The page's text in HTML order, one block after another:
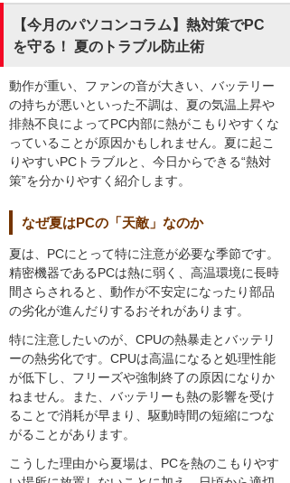
【今月のパソコンコラム】熱対策でPC
を守る！ 夏のトラブル防止術
動作が重い、ファンの音が大きい、バッテリー
の持ちが悪いといった不調は、夏の気温上昇や
排熱不良によってPC内部に熱がこもりやすくな
っていることが原因かもしれません。夏に起こ
りやすいPCトラブルと、今日からできる“熱対
策”を分かりやすく紹介します。
なぜ夏はPCの「天敵」なのか
夏は、PCにとって特に注意が必要な季節です。
精密機器であるPCは熱に弱く、高温環境に長時
間さらされると、動作が不安定になったり部品
の劣化が進んだりするおそれがあります。
特に注意したいのが、CPUの熱暴走とバッテリ
ーの熱劣化です。CPUは高温になると処理性能
が低下し、フリーズや強制終了の原因になりか
ねません。また、バッテリーも熱の影響を受け
ることで消耗が早まり、駆動時間の短縮につな
がることがあります。
こうした理由から夏場は、PCを熱のこもりやす